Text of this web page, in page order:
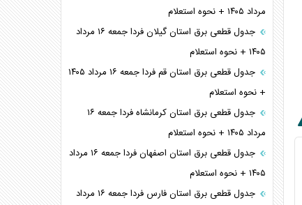
مرداد ۱۴۰۵ + نحوه استعلام
جدول قطعی برق استان گیلان فردا جمعه ۱۶ مرداد
۱۴۰۵ + نحوه استعلام
جدول قطعی برق استان قم فردا جمعه ۱۶ مرداد ۱۴۰۵
+ نحوه استعلام
جدول قطعی برق استان کرمانشاه فردا جمعه ۱۶
مرداد ۱۴۰۵ + نحوه استعلام
جدول قطعی برق استان اصفهان فردا جمعه ۱۶ مرداد
۱۴۰۵ + نحوه استعلام
جدول قطعی برق استان فارس فردا جمعه ۱۶ مرداد